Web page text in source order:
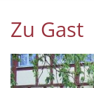
Zu Gast